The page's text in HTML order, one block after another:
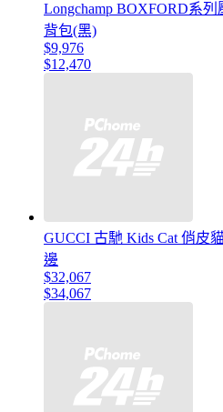
Longchamp BOXFORD系
背包(黑)
$9,976
$12,470
GUCCI 古馳 Kids Cat 俏皮
邊
$32,067
$34,067